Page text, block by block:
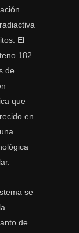
El
182
de
que
en
se
de